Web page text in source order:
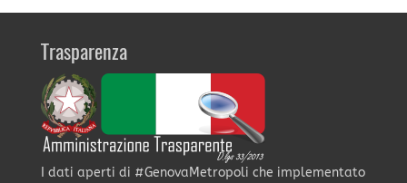
Trasparenza
I dati aperti di #GenovaMetropoli che implementato